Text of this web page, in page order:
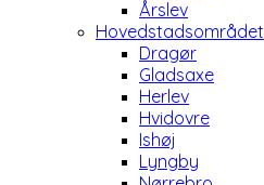
Årslev
Hovedstadsområdet
Dragør
Gladsaxe
Herlev
Hvidovre
Ishøj
Lyngby